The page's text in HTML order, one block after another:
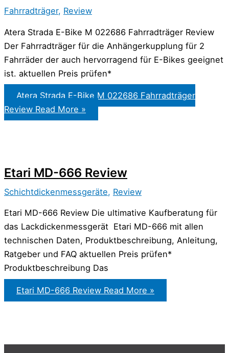
Fahrradträger, Review
Atera Strada E-Bike M 022686 Fahrradträger Review
Der Fahrradträger für die Anhängerkupplung für 2
Fahrräder der auch hervorragend für E-Bikes geeignet
ist. aktuellen Preis prüfen*
Atera Strada E-Bike M 022686 Fahrradträger
Review Read More »
Etari MD-666 Review
Schichtdickenmessgeräte, Review
Etari MD-666 Review Die ultimative Kaufberatung für
das Lackdickenmessgerät Etari MD-666 mit allen
technischen Daten, Produktbeschreibung, Anleitung,
Ratgeber und FAQ aktuellen Preis prüfen*
Produktbeschreibung Das
Etari MD-666 Review Read More »